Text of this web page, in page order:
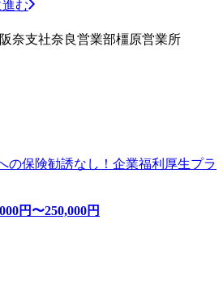
む
奈支社奈良営業部橿原営業所
の保険勧誘なし！企業福利厚生プラ
円〜250,000円